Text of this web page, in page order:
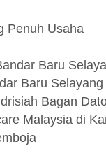
Penuh Usaha
Baru
Baru
Bagan
Malaysia di